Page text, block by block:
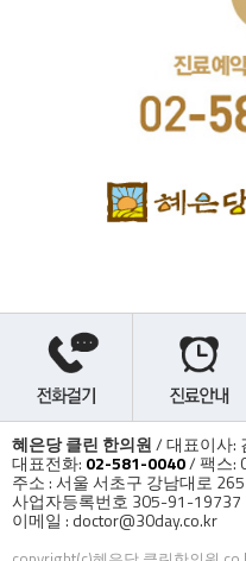
혜은당 클린 한의원/ 대표이사:
대표전화: 02-581-0040/ 팩스:
주소 : 서울 서초구 강남대로
사업자등록번호 305-91-19737
이메일 : doctor@30day.co.kr